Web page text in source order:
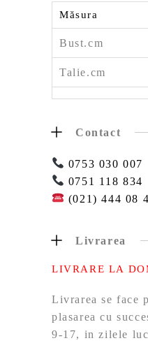
Măsura
Bust.cm
Talie.cm
Contact
0753 030 007
0751 118 834
(021) 444 08
Livrarea
LIVRARE LA
Livrarea se face
plasarea cu
9-17, in zilele